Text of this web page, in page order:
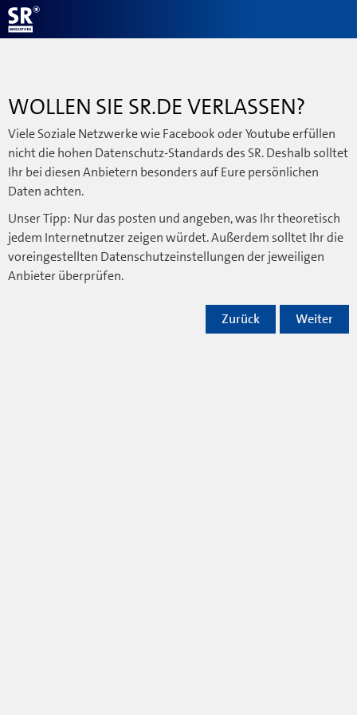
WOLLEN SIE SR.DE VERLASSEN?
Viele Soziale Netzwerke wie Facebook oder Youtube erfüllen
nicht die hohen Datenschutz-Standards des SR. Deshalb solltet
Ihr bei diesen Anbietern besonders auf Eure persönlichen
Daten achten.
Unser Tipp: Nur das posten und angeben, was Ihr theoretisch
jedem Internetnutzer zeigen würdet. Außerdem solltet Ihr die
voreingestellten Datenschutzeinstellungen der jeweiligen
Anbieter überprüfen.
Weiter
Zurück